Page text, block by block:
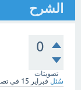
الشرح
0
تصويتات
سُئل فبراير 15 في